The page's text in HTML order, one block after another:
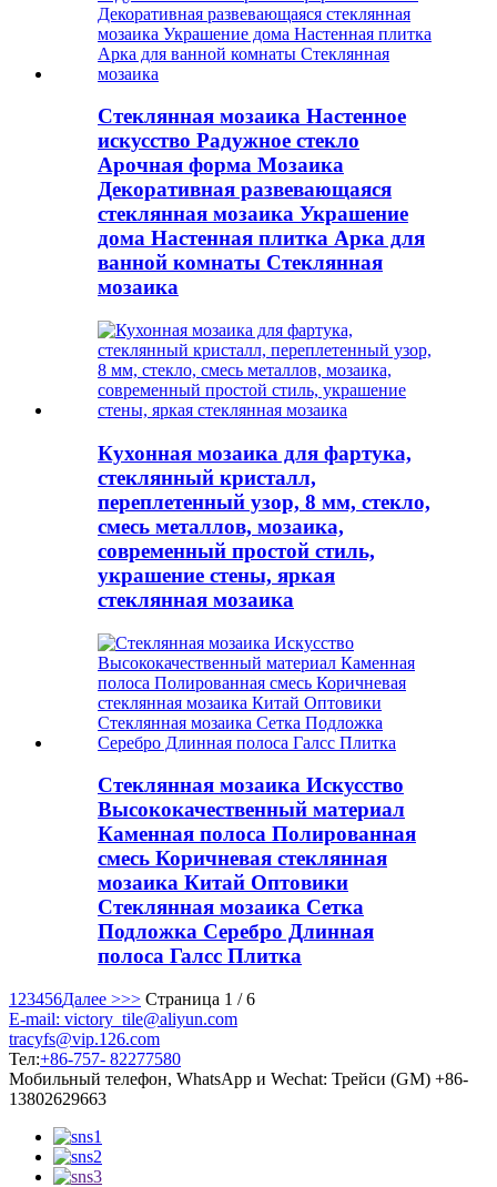
Стеклянная мозаика Настенное
искусство Радужное стекло
Арочная форма Мозаика
Декоративная развевающаяся
стеклянная мозаика Украшение
дома Настенная плитка Арка для
ванной комнаты Стеклянная
мозаика
Кухонная мозаика для фартука,
стеклянный кристалл,
переплетенный узор, 8 мм, стекло,
смесь металлов, мозаика,
современный простой стиль,
украшение стены, яркая
стеклянная мозаика
Стеклянная мозаика Искусство
Высококачественный материал
Каменная полоса Полированная
смесь Коричневая стеклянная
мозаика Китай Оптовики
Стеклянная мозаика Сетка
Подложка Серебро Длинная
полоса Галсс Плитка
1 23456Далее >>> Страница 1 / 6
E-mail: victory_tile@aliyun.com
tracyfs@vip.126.com
Тел:+86-757- 82277580
Мобильный телефон, WhatsApp и Wechat: Трейси (GM) +86-
13802629663